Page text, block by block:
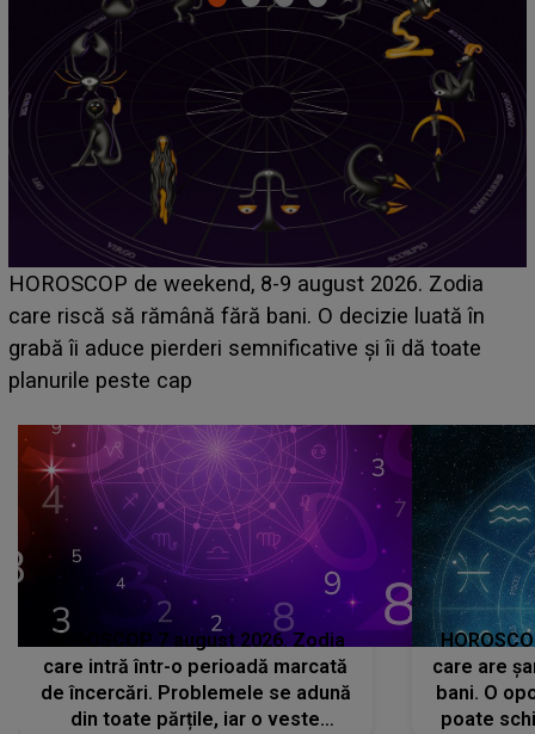
Emanuel a ținut ACEST DETALIU ASCUNS până
acum! În fața Alexandrei, concurentul din Casa Iubirii
face o MĂRTURISIRE NEAȘTEPTATĂ despre mama
sa: "I-am spus și ei în față, eu nu te iubesc pentru
HOROSCOP 7 august 2026. Zodia
care intră într-o perioadă marcată
de încercări. Problemele se adună
din toate părțile, iar o veste
care are
bani. O
poate